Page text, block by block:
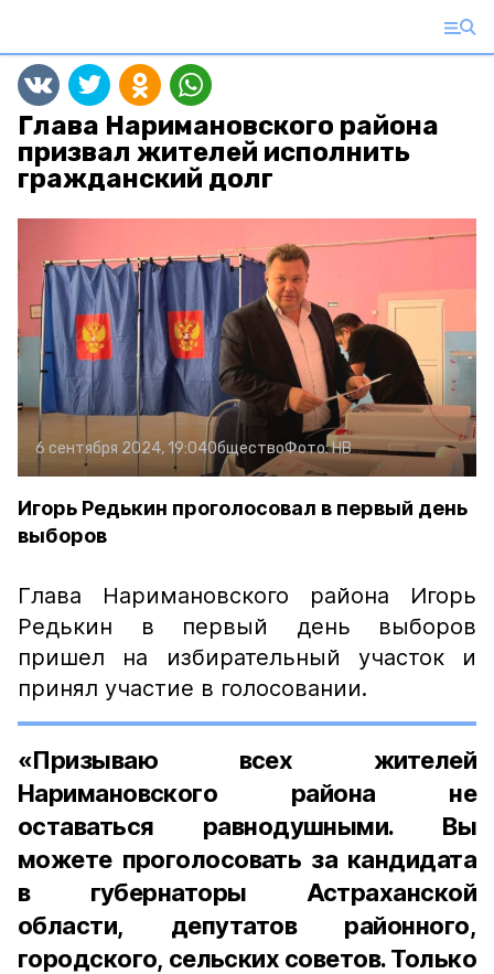
Глава Наримановского района
призвал жителей исполнить
гражданский долг
6 сентября 2024, 19:04ОбществоФото:НВ
Игорь Редькин проголосовал в первый день
выборов
Глава Наримановского района Игорь
Редькин в первый день выборов
пришел на избирательный участок и
принял участие в голосовании.
«Призываю всех жителей
Наримановского района не
оставаться равнодушными. Вы
можете проголосовать за кандидата
в губернаторы Астраханской
области, депутатов районного,
городского, сельских советов. Только